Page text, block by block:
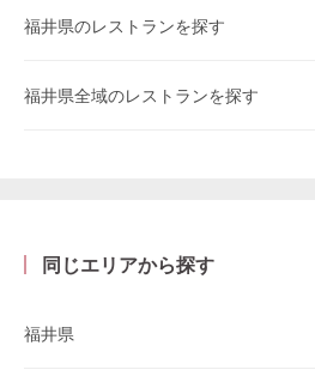
福井県のレストランを探す
福井県全域のレストランを探す
同じエリアから探す
福井県